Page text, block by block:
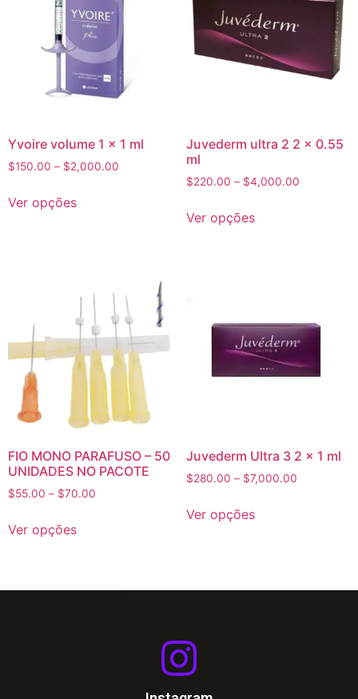
Yvoire volume 1 x 1 ml
$150.00 – $2,000.00
Ver opções
Juvederm ultra 2 2 x 0.55
ml
$220.00 – $4,000.00
Ver opções
FIO MONO PARAFUSO – 50
UNIDADES NO PACOTE
$55.00 – $70.00
Ver opções
Juvederm Ultra 3 2 x 1 ml
$280.00 – $7,000.00
Ver opções